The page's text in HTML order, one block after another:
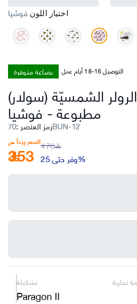
اختيار اللون فوشيا
بضاعة متوفرة التوصيل 16-18 أيام عمل
الشمسيّة (سولار)
مطبوعة-فوشيا
رمز العنصر : 70BUN-12
السعر يبدأ من
353 ﷼470
وفر حتى 25%
تشكيلة
Paragon II
تجارية